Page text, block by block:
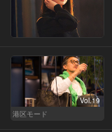
Vol.19
港区モード